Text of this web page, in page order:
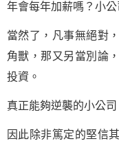
年會每年加薪嗎？小
當然了，凡事無絕對
角獸，那又另當別論
投資。
真正能夠逆襲的小公
因此除非篤定的堅信